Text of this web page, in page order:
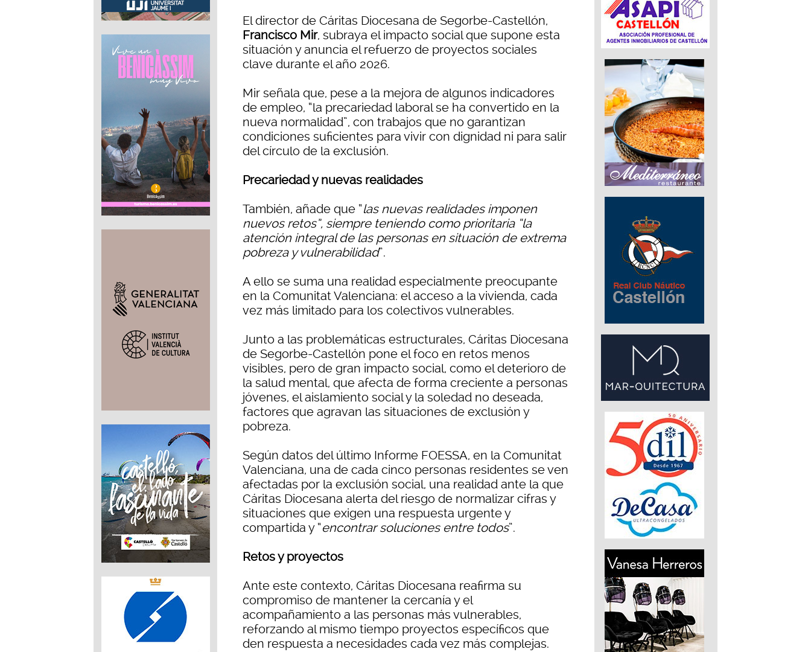
El director de Cáritas Diocesana de Segorbe-Castellón,
Francisco Mir, subraya el impacto social que supone esta
situación y anuncia el refuerzo de proyectos sociales
clave durante el año 2026.
Mir señala que, pese a la mejora de algunos indicadores
de empleo, “la precariedad laboral se ha convertido en la
nueva normalidad”, con trabajos que no garantizan
condiciones suficientes para vivir con dignidad ni para salir
del círculo de la exclusión.
Precariedad y nuevas realidades
También, añade que “las nuevas realidades imponen
nuevos retos”, siempre teniendo como prioritaria “la
atención integral de las personas en situación de extrema
pobreza y vulnerabilidad”.
A ello se suma una realidad especialmente preocupante
en la Comunitat Valenciana: el acceso a la vivienda, cada
vez más limitado para los colectivos vulnerables.
Junto a las problemáticas estructurales, Cáritas Diocesana
de Segorbe-Castellón pone el foco en retos menos
visibles, pero de gran impacto social, como el deterioro de
la salud mental, que afecta de forma creciente a personas
jóvenes, el aislamiento social y la soledad no deseada,
factores que agravan las situaciones de exclusión y
pobreza.
Según datos del último Informe FOESSA, en la Comunitat
Valenciana, una de cada cinco personas residentes se ven
afectadas por la exclusión social, una realidad ante la que
Cáritas Diocesana alerta del riesgo de normalizar cifras y
situaciones que exigen una respuesta urgente y
compartida y “encontrar soluciones entre todos”.
Retos y proyectos
Ante este contexto, Cáritas Diocesana reafirma su
compromiso de mantener la cercanía y el
acompañamiento a las personas más vulnerables,
reforzando al mismo tiempo proyectos específicos que
den respuesta a necesidades cada vez más complejas.